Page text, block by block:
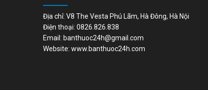
Địa chỉ: V8 The Vesta Phú Lãm, Hà Đông, Hà Nội
Điện thoại: 0826.826.838
Email: banthuoc24h@gmail.com
Website: www.banthuoc24h.com